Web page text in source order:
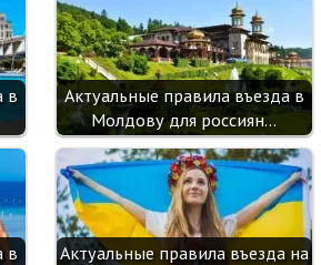
в
Актуальные правила въезда в
Молдову для россиян…
в
Актуальные правила въезда на